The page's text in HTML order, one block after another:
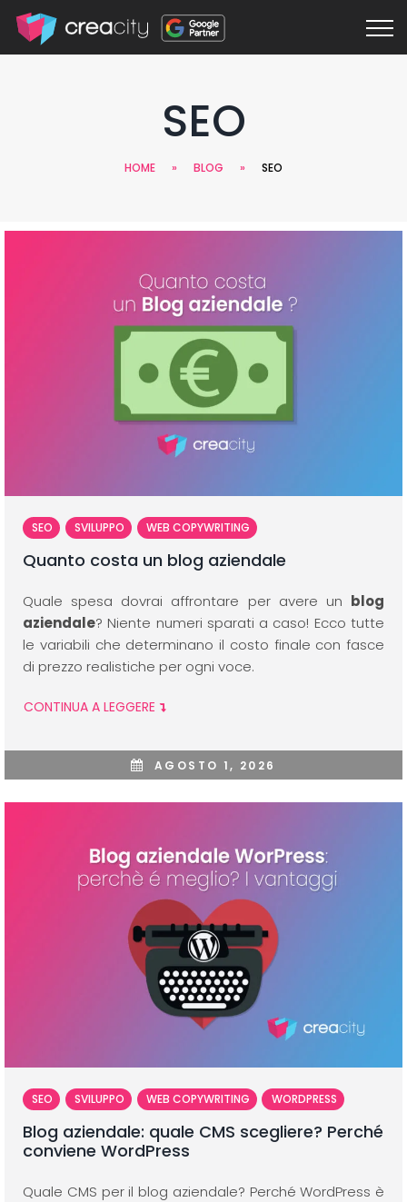
SEO
HOME » BLOG » SEO
SEO SVILUPPO WEB COPYWRITING
Quanto costa un blog aziendale
Quale spesa dovrai affrontare per avere un blog
aziendale? Niente numeri sparati a caso! Ecco tutte
le variabili che determinano il costo finale con fasce
di prezzo realistiche per ogni voce.
CONTINUA A LEGGERE
AGOSTO 1, 2026
SEO SVILUPPO WEB COPYWRITING WORDPRESS
Blog aziendale: quale CMS scegliere? Perché
conviene WordPress
Quale CMS per il blog aziendale? Perché WordPress è